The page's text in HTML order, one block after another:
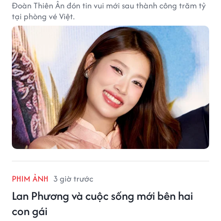
Đoàn Thiên Ân đón tin vui mới sau thành công trăm tỷ
tại phòng vé Việt.
PHIM ẢNH 3 giờ trước
Lan Phương và cuộc sống mới bên hai
con gái